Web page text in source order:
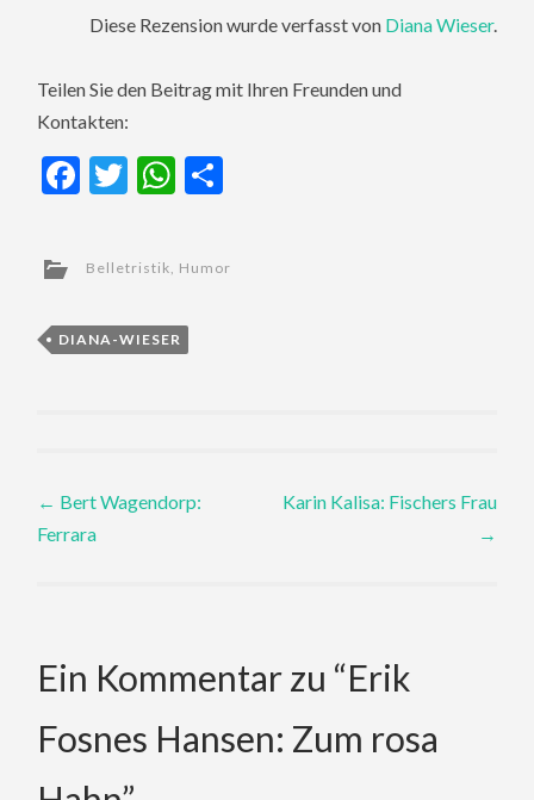
Diese Rezension wurde verfasst von Diana Wieser.
Teilen Sie den Beitrag mit Ihren Freunden und
Kontakten:
Facebook
TwitterWhatsApp
Belletristik, Humor
DIANA-WIESER
Post
← Bert Wagendorp:
Ferrara
Karin Kalisa: Fischers Frau
→
Ein Kommentar zu “Erik
Fosnes Hansen: Zum rosa